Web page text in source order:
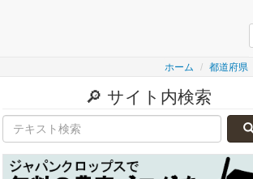
ホーム 都道府県
🔎 サイト内検索